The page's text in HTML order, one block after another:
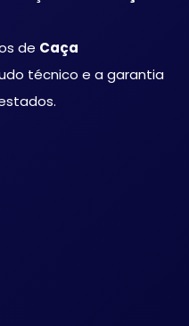
de Caça
técnico e a garantia